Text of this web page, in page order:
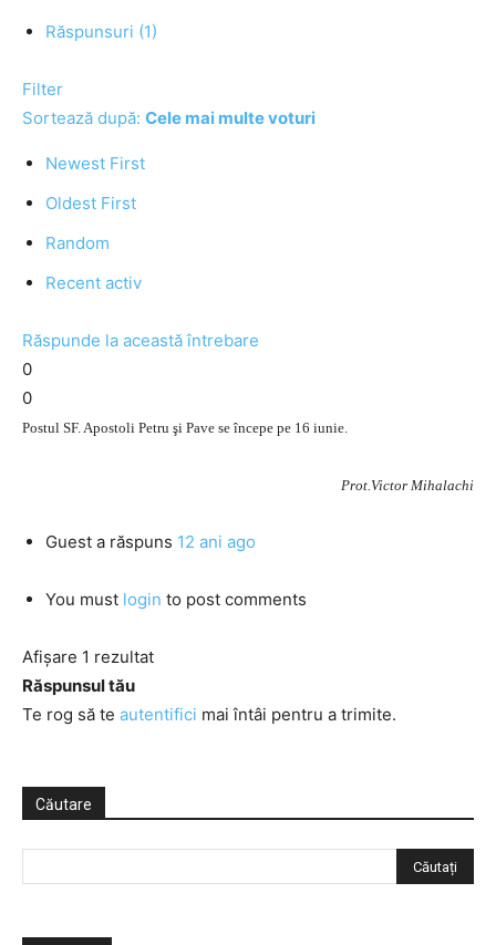
Răspunsuri (1)
Filter
Sortează după: Cele mai multe voturi
Newest First
Oldest First
Random
Recent activ
Răspunde la această întrebare
0
0
Postul SF. Apostoli Petru şi Pave se începe pe 16 iunie.
Prot.Victor Mihalachi
Guest a răspuns 12 ani ago
You must login to post comments
Afișare 1 rezultat
Răspunsul tău
Te rog să te autentifici mai întâi pentru a trimite.
Căutare